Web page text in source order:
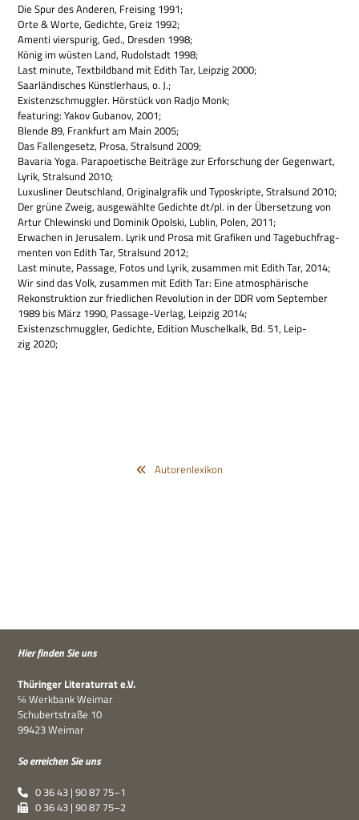
Die Spur des Ande­ren, Frei­sing 1991;
Orte & Worte, Gedichte, Greiz 1992;
Amenti vier­spu­rig, Ged., Dres­den 1998;
König im wüsten Land, Rudol­stadt 1998;
Last minute, Text­bild­band mit Edith Tar, Leip­zig 2000;
Saar­län­di­sches Künst­ler­haus, o. J.;
Exi­stenz­schmugg­ler. Hör­stück von Radjo Monk;
fea­turing: Yakov Guba­nov, 2001;
Blende 89, Frank­furt am Main 2005;
Das Fal­len­ge­setz, Prosa, Stral­sund 2009;
Bava­ria Yoga. Para­poe­ti­sche Bei­träge zur Erfor­schung der Gegen­wart,
Lyrik, Stral­sund 2010;
Luxus­li­ner Deutsch­land, Ori­gi­nal­gra­fik und Typo­skripte, Stral­sund 2010;
Der grüne Zweig, aus­ge­wählte Gedichte dt/pl. in der Über­set­zung von
Artur Chle­win­ski und Domi­nik Opol­ski, Lub­lin, Polen, 2011;
Erwa­chen in Jeru­sa­lem. Lyrik und Prosa mit Gra­fi­ken und Tage­buch­frag­
men­ten von Edith Tar, Stral­sund 2012;
Last minute, Pas­sage, Fotos und Lyrik, zusam­men mit Edith Tar, 2014;
Wir sind das Volk, zusam­men mit Edith Tar: Eine atmo­sphä­ri­sche
Rekon­struk­tion zur fried­li­chen Revo­lu­tion in der DDR vom Sep­tem­ber
1989 bis März 1990, Pas­sage-Ver­lag, Leip­zig 2014;
Exi­stenz­schmugg­ler, Gedichte, Edi­tion Muschel­kalk, Bd. 51, Leip­
zig 2020;
Autorenlexikon
Hier fin­den Sie uns
Thü­rin­ger Lite­ra­tur­rat e.V.
℅ Werk­bank Weimar
Schu­bert­straße 10
99423 Weimar
So errei­chen Sie uns
0 36 43 | 90 87 75–1
0 36 43 | 90 87 75–2